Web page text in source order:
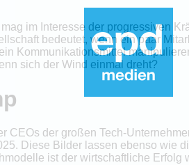
im Interesse der progressiven
bedeutet, wenn ein paar
Kommunikationsmittel
sich der Wind einmal dreht?
CEOs der großen Tech-
Diese Bilder lassen ebenso wie
ist der wirtschaftliche